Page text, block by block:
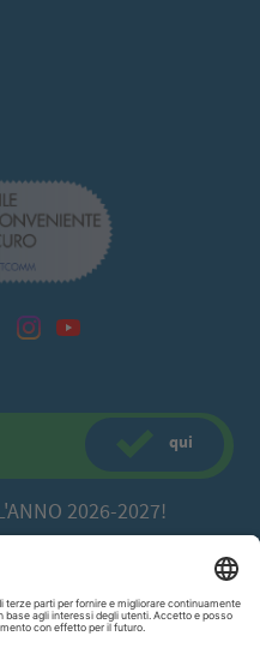
2026-2027!
qui